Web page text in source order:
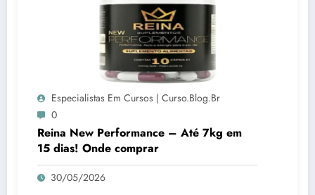
Especialistas Em Cursos | Curso.blog.br
0
Reina New Performance – Até 7kg em
15 dias! Onde comprar
30/05/2026